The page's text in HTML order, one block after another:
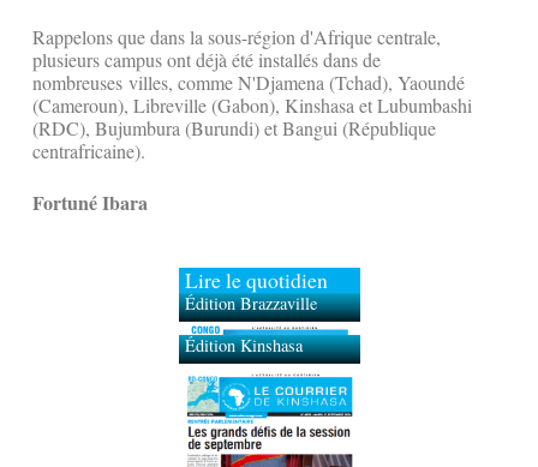
Rappelons que dans la sous-région d'Afrique centrale,
plusieurs campus ont déjà été installés dans de
nombreuses villes, comme N'Djamena (Tchad), Yaoundé
(Cameroun), Libreville (Gabon), Kinshasa et Lubumbashi
(RDC), Bujumbura (Burundi) et Bangui (République
centrafricaine).
Fortuné Ibara
Lire le quotidien
Édition Brazzaville
Édition Kinshasa